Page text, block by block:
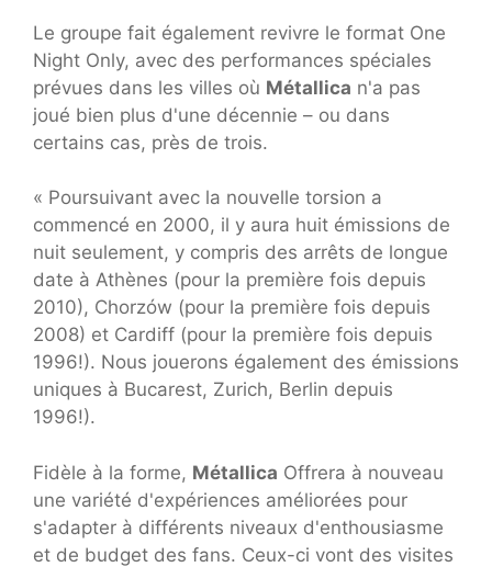
Le groupe fait également revivre le format One
Night Only, avec des performances spéciales
prévues dans les villes où Métallica n'a pas
joué bien plus d'une décennie – ou dans
certains cas, près de trois.
« Poursuivant avec la nouvelle torsion a
commencé en 2000, il y aura huit émissions de
nuit seulement, y compris des arrêts de longue
date à Athènes (pour la première fois depuis
2010), Chorzów (pour la première fois depuis
2008) et Cardiff (pour la première fois depuis
1996!). Nous jouerons également des émissions
uniques à Bucarest, Zurich, Berlin depuis
1996!).
Fidèle à la forme, Métallica Offrera à nouveau
une variété d'expériences améliorées pour
s'adapter à différents niveaux d'enthousiasme
et de budget des fans. Ceux-ci vont des visites